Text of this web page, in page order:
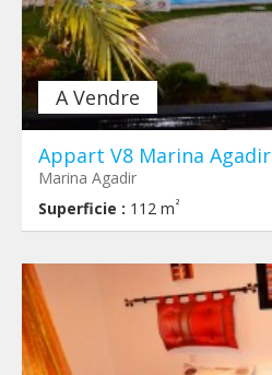
A Vendre
Appart V8 Marina Agadir
Marina Agadir
Superficie : 112 m²